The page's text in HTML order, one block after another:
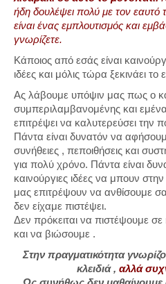
ήδη δουλέψει πολύ με τον εαυτό
είναι ένας εμπλουτισμός και
γνωρίζετε.
Κάποιος από εσάς είναι
ιδέες και μόλις τώρα ξεκινάει το
Ας λάβουμε υπόψιν μας πως ο
συμπεριλαμβανομένης και
επιτρέψει να καλυτερεύσει την
Πάντα είναι δυνατόν να
συνήθειες , πεποιθήσεις και
για πολύ χρόνο. Πάντα είναι
καινούργιες ιδέες να μπουν
μας επιτρέψουν να ανθίσουμε
δεν είχαμε πιστέψει.
Δεν πρόκειται να πιστέψουμε
και να βιώσουμε .
Στην πραγματικότητα
κλειδιά , αλλά